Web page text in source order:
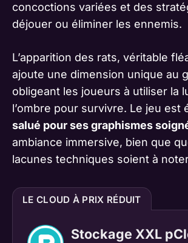
concoctions variées et des
déjouer ou éliminer les ennemis.
L’apparition des rats, véritable
ajoute une dimension unique au
obligeant les joueurs à utiliser la
l’ombre pour survivre. Le jeu est
salué pour ses graphismes
ambiance immersive, bien que
lacunes techniques soient à
LE CLOUD À PRIX RÉDUIT
Stockage XXL